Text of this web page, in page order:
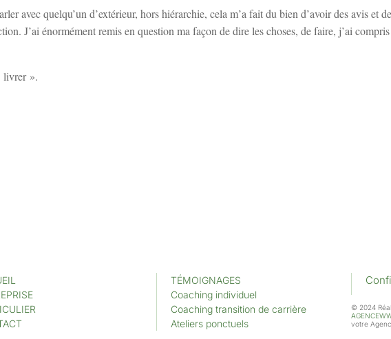
avec quelqu’un d’extérieur, hors hiérarchie, cela m’a fait du bien d’avoir des avis et
J’ai énormément remis en question ma façon de dire les choses, de faire, j’ai
livrer ».
TÉMOIGNAGES
Coaching individuel
Coaching transition de carrière
Ateliers ponctuels
© 2024
votre